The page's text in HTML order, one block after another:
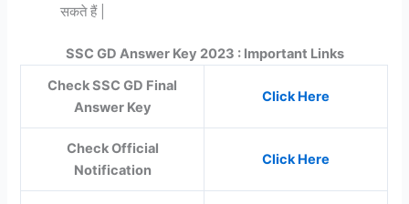
सकते हैं |
SSC GD Answer Key 2023 : Important Links
Check SSC GD Final
Answer Key
Click Here
Check Official
Notification
Click Here